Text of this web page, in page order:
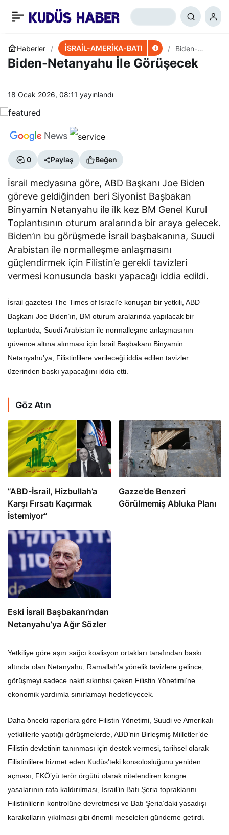
Haberler İSRAİL-AMERİKA-BATI
Biden-
Netanyahu
İle
Biden-Netanyahu İle Görüşecek
18 Ocak 2026, 08:11 yayınlandı
0 Paylaş Beğen
İsrail medyasına göre, ABD Başkanı Joe Biden
göreve geldiğinden beri Siyonist Başbakan
Binyamin Netanyahu ile ilk kez BM Genel Kurul
Toplantısının oturum aralarında bir araya gelecek.
Biden’ın bu görüşmede İsrail başbakanına, Suudi
Arabistan ile normalleşme anlaşmasını
güçlendirmek için Filistin’e gerekli tavizleri
vermesi konusunda baskı yapacağı iddia edildi.
İsrail gazetesi The Times of Israel’e konuşan bir yetkili, ABD
Başkanı Joe Biden’ın, BM oturum aralarında yapılacak bir
toplantıda, Suudi Arabistan ile normalleşme anlaşmasının
güvence altına alınması için İsrail Başbakanı Binyamin
Netanyahu’ya, Filistinlilere verileceği iddia edilen tavizler
üzerinden baskı yapacağını iddia etti.
Göz Atın
​​​​​​​”ABD-İsrail, Hizbullah’a
Karşı Fırsatı Kaçırmak
İstemiyor”
​​​​​​​Gazze’de Benzeri
Görülmemiş Abluka Planı
Eski İsrail Başbakanı’ndan
Netanyahu’ya Ağır Sözler
Yetkiliye göre aşırı sağcı koalisyon ortakları tarafından baskı
altında olan Netanyahu, Ramallah’a yönelik tavizlere gelince,
görüşmeyi sadece nakit sıkıntısı çeken Filistin Yönetimi’ne
ekonomik yardımla sınırlamayı hedefleyecek.
Daha önceki raporlara göre Filistin Yönetimi, Suudi ve Amerikalı
yetkililerle yaptığı görüşmelerde, ABD’nin Birleşmiş Milletler’de
Filistin devletinin tanınması için destek vermesi, tarihsel olarak
Filistinlilere hizmet eden Kudüs’teki konsolosluğunu yeniden
açması, FKÖ’yü terör örgütü olarak nitelendiren kongre
yasalarının rafa kaldırılması, İsrail’in Batı Şeria topraklarını
Filistinlilerin kontrolüne devretmesi ve Batı Şeria’daki yasadışı
karakolların yıkılması gibi önemli meseleleri gündeme getirdi.
Biden-Netanyahu
Görüşmesinin Detayları
+ 0 Paylaş